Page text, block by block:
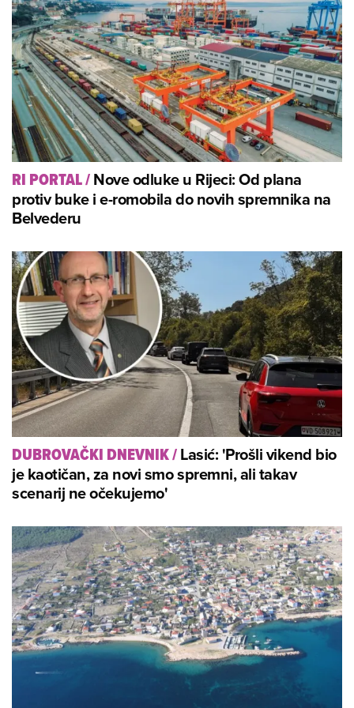
RI PORTAL/Nove odluke u Rijeci: Od plana
protiv buke i e-romobila do novih spremnika na
Belvederu
DUBROVAČKI DNEVNIK/Lasić: 'Prošli vikend bio
je kaotičan, za novi smo spremni, ali takav
scenarij ne očekujemo'